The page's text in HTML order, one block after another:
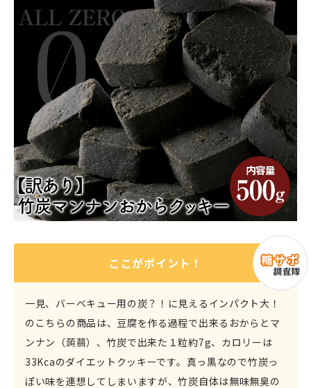
ここがポイント！
一見、バーベキュー用の炭？！に見えるインパクト大！
のこちらの商品は、豆腐を作る過程で出来るおからとマ
ンナン（蒟蒻）、竹炭で出来た１粒約7g、カロリーは
33Kcaのダイエットクッキーです。真っ黒なので竹炭っ
ぽい味を連想してしまいますが、竹炭自体は無味無臭の